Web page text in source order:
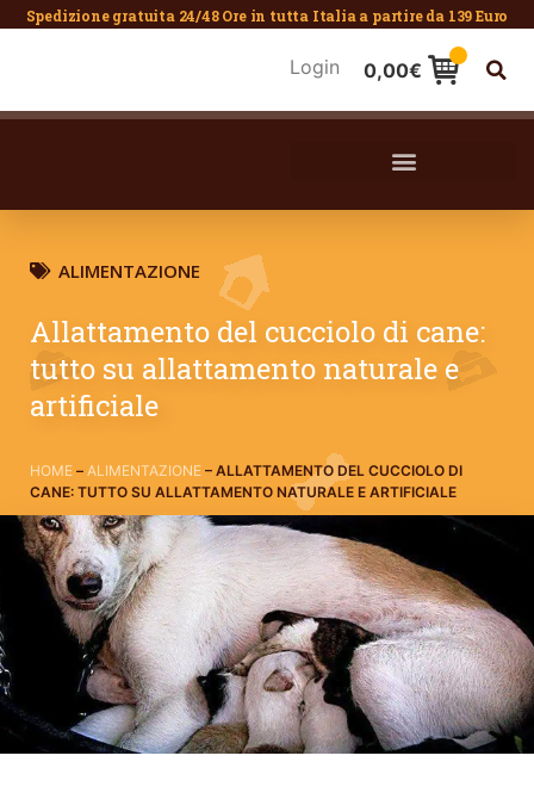
Spedizione gratuita 24/48 Ore in tutta Italia a partire da 139 Euro
Login 0,00€
ALIMENTAZIONE
Allattamento del cucciolo di cane:
tutto su allattamento naturale e
artificiale
HOME – ALIMENTAZIONE – ALLATTAMENTO DEL CUCCIOLO DI
CANE: TUTTO SU ALLATTAMENTO NATURALE E ARTIFICIALE